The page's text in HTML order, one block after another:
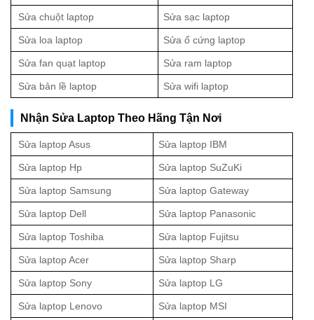
Sửa chuột laptop Sửa sạc laptop
Sửa loa laptop Sửa ổ cứng laptop
Sửa fan quạt laptop Sửa ram laptop
Sửa bản lề laptop Sửa wifi laptop
Nhận Sửa Laptop Theo Hãng Tận Nơi
Sửa laptop Asus Sửa laptop IBM
Sửa laptop Hp Sửa laptop SuZuKi
Sửa laptop Samsung Sửa laptop Gateway
Sửa laptop Dell Sửa laptop Panasonic
Sửa laptop Toshiba Sửa laptop Fujitsu
Sửa laptop Acer Sửa laptop Sharp
Sửa laptop Sony Sửa laptop LG
Sửa laptop Lenovo Sửa laptop MSI